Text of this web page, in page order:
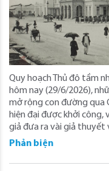
Quy hoạch Thủ đô tầm
hôm nay (29/6/2026),
mở rộng con đường qua
hiện đại được khởi công,
giả đưa ra vài giả thuyết
Phản biện